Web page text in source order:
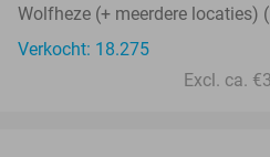
Wolfheze (+ meerdere locaties)
Verkocht: 18.275
Excl. ca.